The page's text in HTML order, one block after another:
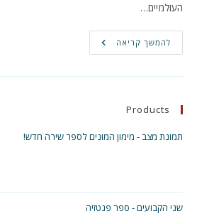
העולמיים…
להמשך קריאה הלב
נשרף
Products
תמונת מצב - מימון המונים לספר שירה חדש!
שני הקבועים - ספר פנטזיה